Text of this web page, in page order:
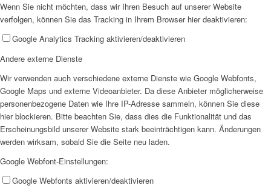
Arbeitsbereiche
Wenn Sie nicht möchten, dass wir Ihren Besuch auf unserer Website
verfolgen, können Sie das Tracking in Ihrem Browser hier deaktivieren:
Google Analytics Tracking aktivieren/deaktivieren
Andere externe Dienste
Wir verwenden auch verschiedene externe Dienste wie Google Webfonts,
Google Maps und externe Videoanbieter. Da diese Anbieter möglicherweise
personenbezogene Daten wie Ihre IP-Adresse sammeln, können Sie diese
hier blockieren. Bitte beachten Sie, dass dies die Funktionalität und das
Erscheinungsbild unserer Website stark beeinträchtigen kann. Änderungen
werden wirksam, sobald Sie die Seite neu laden.
Google Webfont-Einstellungen:
Google Webfonts aktivieren/deaktivieren